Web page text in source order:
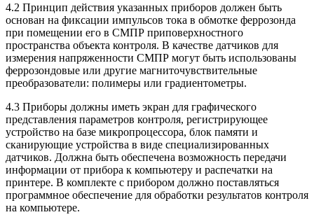
4.2 Принцип действия указанных приборов должен быть
основан на фиксации импульсов тока в обмотке феррозонда
при помещении его в СМПР приповерхностного
пространства объекта контроля. В качестве датчиков для
измерения напряженности СМПР могут быть использованы
феррозондовые или другие магниточувствительные
преобразователи: полимеры или градиентометры.
4.3 Приборы должны иметь экран для графического
представления параметров контроля, регистрирующее
устройство на базе микропроцессора, блок памяти и
сканирующие устройства в виде специализированных
датчиков. Должна быть обеспечена возможность передачи
информации от прибора к компьютеру и распечатки на
принтере. В комплекте с прибором должно поставляться
программное обеспечение для обработки результатов контроля
на компьютере.